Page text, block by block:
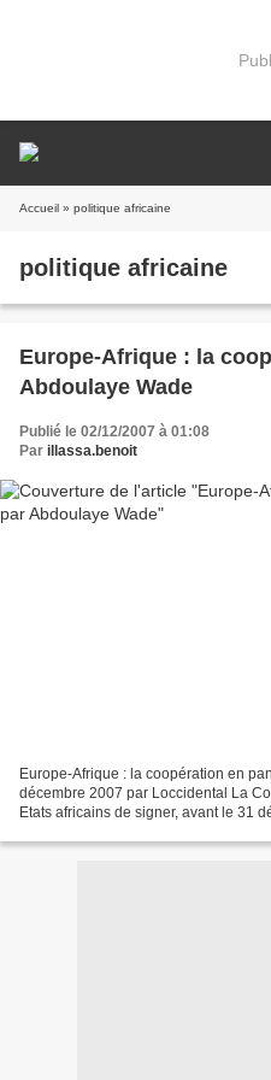
Accueil » politique africaine
politique africaine
Europe-Afrique : la
Abdoulaye Wade
Publié le 02/12/2007 à 01:08
Par illassa.benoit
Europe-Afrique : la coopération en
décembre 2007 par Loccidental La
Etats africains de signer, avant le 31